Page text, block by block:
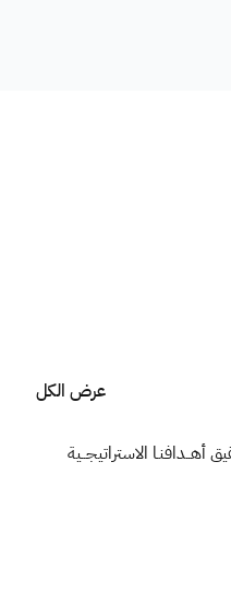
عرض الكل
أهــدافنـا الاستراتيجــية